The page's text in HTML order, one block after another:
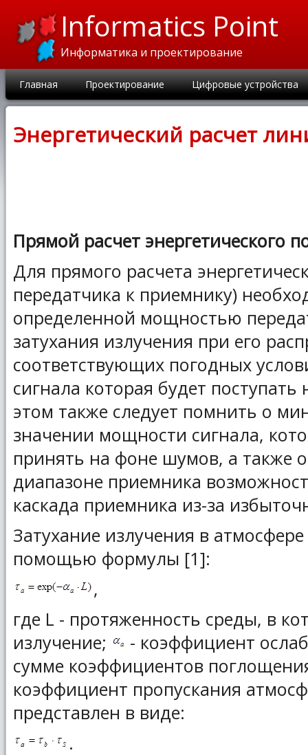
Informatics Point
Информатика и проектирование
Главная Проектирование Цифровые устройства
Энергетический расчет
Прямой расчет энергетического
Для прямого расчета
передатчика к приемнику)
определенной мощностью
затухания излучения при его
соответствующих погодных
сигнала которая будет
этом также следует помнить о
значении мощности сигнала,
принять на фоне шумов, а также
диапазоне приемника
каскада приемника из-за
Затухание излучения в
помощью формулы [1]:
,
где L - протяженность среды, в
излучение;
- коэффициент
сумме коэффициентов
коэффициент пропускания
представлен в виде:
.